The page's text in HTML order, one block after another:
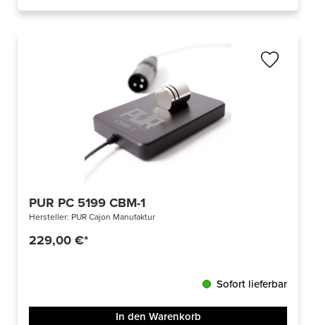
PUR PC 5199 CBM-1
Hersteller: PUR Cajon Manufaktur
229,00 €*
Sofort lieferbar
In den Warenkorb